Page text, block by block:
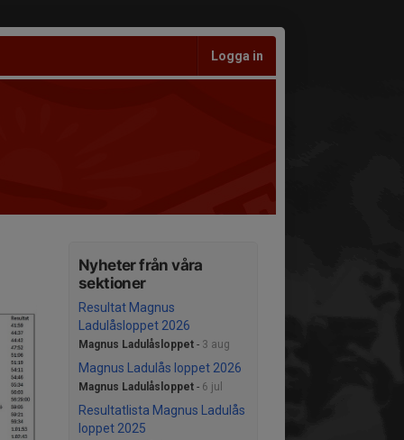
Logga in
Nyheter från våra
sektioner
Resultat Magnus
Ladulåsloppet 2026
Magnus Ladulåsloppet - 3 aug
Magnus Ladulås loppet 2026
Magnus Ladulåsloppet - 6 jul
Resultatlista Magnus Ladulås
loppet 2025